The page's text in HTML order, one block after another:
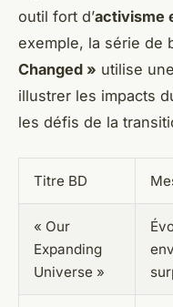
outil fort d’activisme
exemple, la série de
Changed » utilise
illustrer les impacts
les défis de la
Titre BD
« Our
Expanding
Universe »